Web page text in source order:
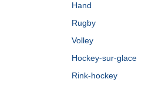
Hand
Rugby
Volley
Hockey-sur-glace
Rink-hockey